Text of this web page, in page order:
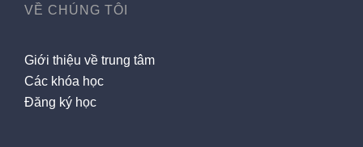
VỀ CHÚNG TÔI
Giới thiệu về trung tâm
Các khóa học
Đăng ký học